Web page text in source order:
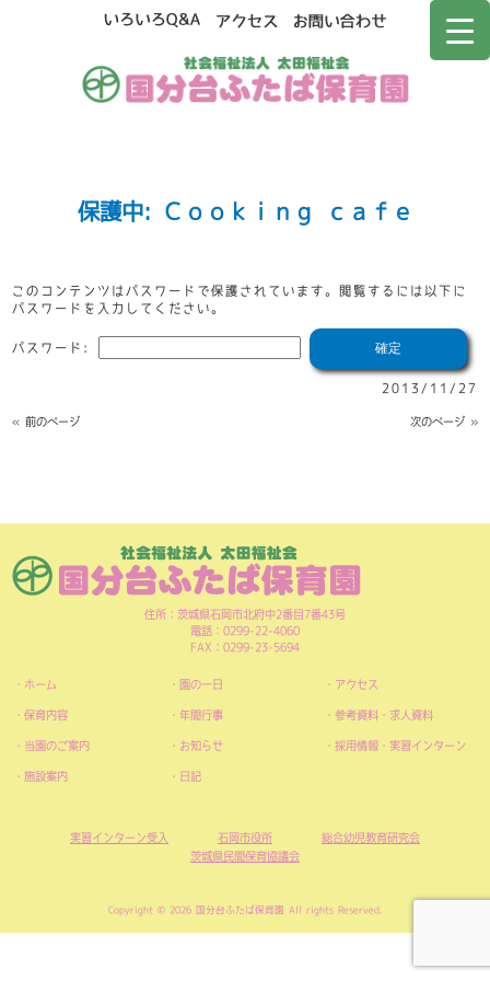
保護中: Ｃｏｏｋｉｎｇ ｃａｆｅ
このコンテンツはパスワードで保護されています。閲覧するには以下に
パスワードを入力してください。
パスワード:
2013/11/27
« 前のページ 次のページ »
住所：茨城県石岡市北府中2番目7番43号
電話：0299-22-4060
FAX：0299-23-5694
ホーム
保育内容
当園のご案内
施設案内
園の一日
年間行事
お知らせ
日記
アクセス
参考資料・求人資料
採用情報・実習インターン
実習インターン受入 石岡市役所
総合幼児教育研究会
茨城県民間保育協議会
Copyright © 2026 国分台ふたば保育園 All rights Reserved.